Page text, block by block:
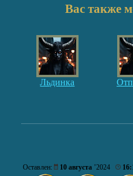
Вас также
Льдинка
Оставлен: 10 августа ’2024